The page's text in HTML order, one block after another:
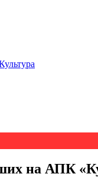
на АПК